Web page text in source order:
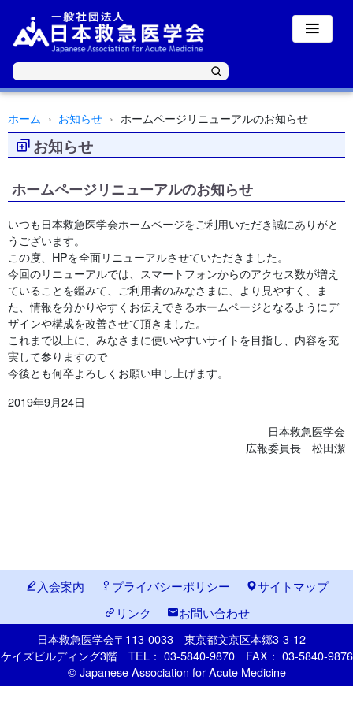
ホーム お知らせ ホームページリニューアルのお知らせ
お知らせ
ホームページリニューアルのお知らせ
いつも日本救急医学会ホームページをご利用いただき誠にありがと
うございます。
この度、HPを全面リニューアルさせていただきました。
今回のリニューアルでは、スマートフォンからのアクセス数が増え
ていることを鑑みて、ご利用者のみなさまに、より見やすく、ま
た、情報を分かりやすくお伝えできるホームページとなるようにデ
ザインや構成を改善させて頂きました。
これまで以上に、みなさまに使いやすいサイトを目指し、内容を充
実して参りますので
今後とも何卒よろしくお願い申し上げます。
2019年9月24日
日本救急医学会
広報委員長 松田潔
入会案内 プライバシーポリシー
サイトマップ
リンク
お問い合わせ
日本救急医学会〒113-0033 東京都文京区本郷3-3-12
ケイズビルディング3階 TEL： 03-5840-9870 FAX： 03-5840-9876
© Japanese Association for Acute Medicine